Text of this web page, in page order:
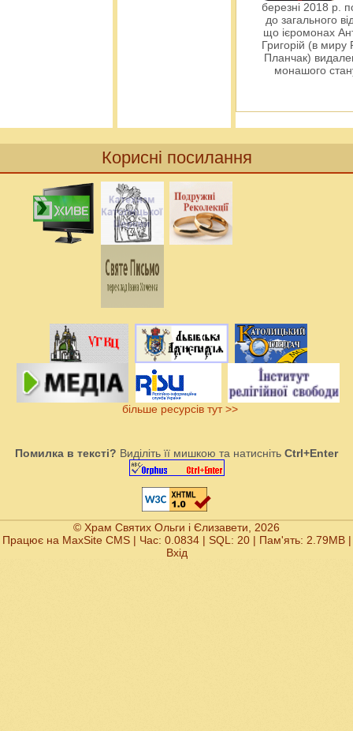
березні 2018 р.
до загального
що ієромонах
Григорій (в миру
Планчак)
монашого
Корисні посилання
більше ресурсів тут >>
Помилка в тексті? Виділіть її мишкою та натисніть Ctrl+Enter
© Храм Святих Ольги і Єлизавети, 2026
Працює на MaxSite CMS| Час: 0.0834 | SQL: 20 | Пам'ять: 2.79MB|
Вхід